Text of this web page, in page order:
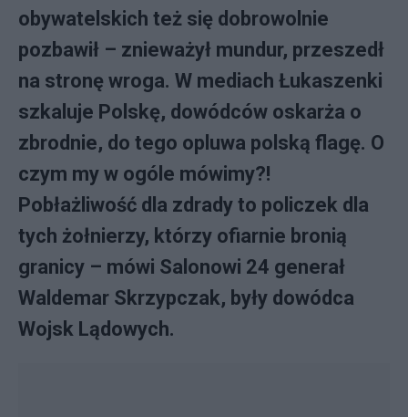
obywatelskich też się dobrowolnie
pozbawił – znieważył mundur, przeszedł
na stronę wroga. W mediach Łukaszenki
szkaluje Polskę, dowódców oskarża o
zbrodnie, do tego opluwa polską flagę. O
czym my w ogóle mówimy?!
Pobłażliwość dla zdrady to policzek dla
tych żołnierzy, którzy ofiarnie bronią
granicy – mówi Salonowi 24 generał
Waldemar Skrzypczak, były dowódca
Wojsk Lądowych.